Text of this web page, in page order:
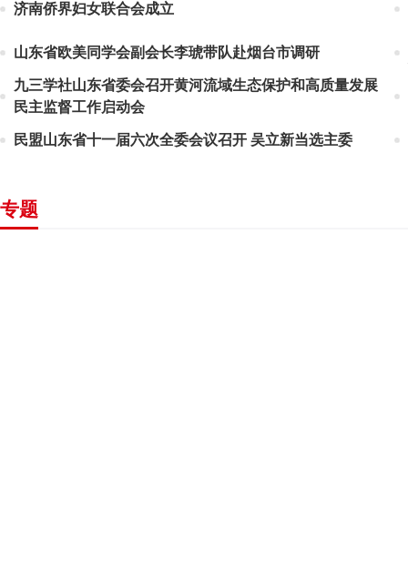
济南侨界妇女联合会成立
山东省欧美同学会副会长李琥带队赴烟台市调研
九三学社山东省委会召开黄河流域生态保护和高质量发展
民主监督工作启动会
民盟山东省十一届六次全委会议召开 吴立新当选主委
专题